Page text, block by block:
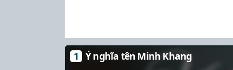
Ý nghĩa tên Minh Khang